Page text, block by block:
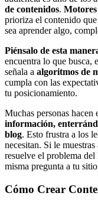
de contenidos.
prioriza el contenido
sea aprender algo,
Piénsalo de esta
encuentra lo que busca,
señala a algoritmos de
cumpla con las
tu posicionamiento.
Muchas personas hacen
información,
blog. Esto frustra a los
necesitan. Si le
resuelve el problema
misma pregunta a tu
Cómo Crear